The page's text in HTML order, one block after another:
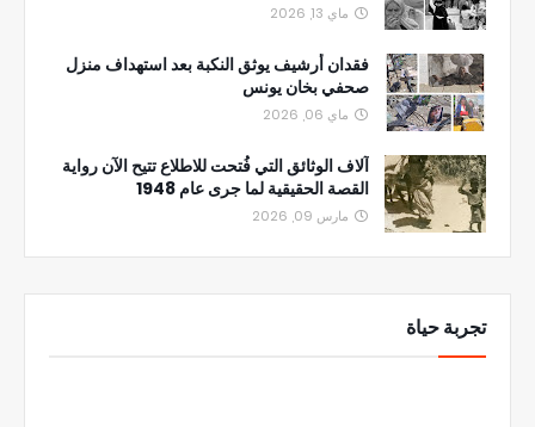
ماي 13, 2026
فقدان أرشيف يوثق النكبة بعد استهداف منزل
صحفي بخان يونس
ماي 06, 2026
آلاف الوثائق التي فُتحت للاطلاع تتيح الآن رواية
القصة الحقيقية لما جرى عام 1948
مارس 09, 2026
تجربة حياة